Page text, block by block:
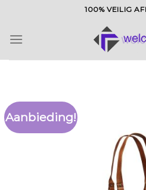
inhoud
100% VEILIG
Aanbieding!